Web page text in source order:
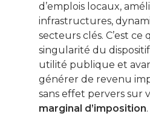
d’emplois locaux,
infrastructures,
secteurs clés. C’est
singularité du
utilité publique et
générer de revenu
sans effet pervers sur
marginal d’imposition.